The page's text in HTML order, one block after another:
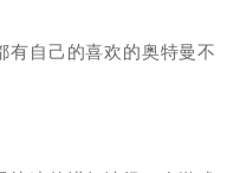
有自己的喜欢的奥特曼不